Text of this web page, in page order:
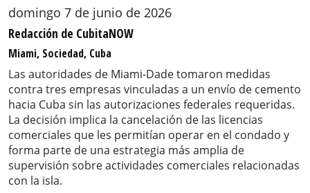
domingo 7 de junio de 2026
Redacción de CubitaNOW
Miami, Sociedad, Cuba
Las autoridades de Miami-Dade tomaron medidas
contra tres empresas vinculadas a un envío de cemento
hacia Cuba sin las autorizaciones federales requeridas.
La decisión implica la cancelación de las licencias
comerciales que les permitían operar en el condado y
forma parte de una estrategia más amplia de
supervisión sobre actividades comerciales relacionadas
con la isla.